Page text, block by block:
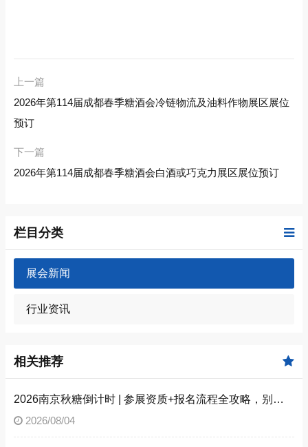
上一篇
2026年第114届成都春季糖酒会冷链物流及油料作物展区展位
预订
下一篇
2026年第114届成都春季糖酒会白酒或巧克力展区展位预订
栏目分类
展会新闻
行业资讯
相关推荐
2026南京秋糖倒计时 | 参展资质+报名流程全攻略，别因手续不全错失良机（附材料清单）
2026/08/04